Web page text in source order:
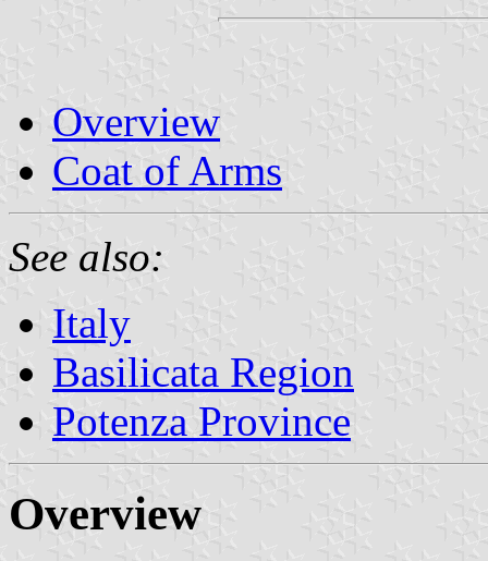
Overview
Coat of Arms
See also:
Italy
Basilicata Region
Potenza Province
Overview